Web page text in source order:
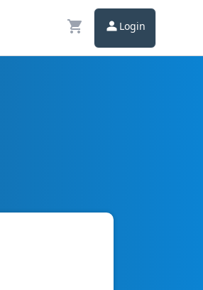
Login